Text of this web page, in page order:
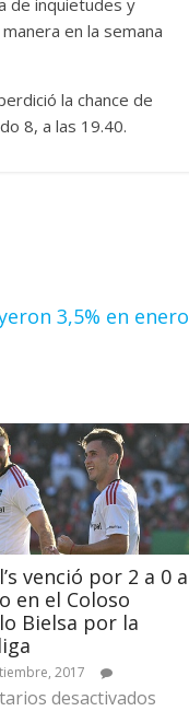
en la semana
la chance de
8, a las 19.40.
3,5% en enero
venció por 2 a 0 a
en el Coloso
Bielsa por la
2017
desactivados